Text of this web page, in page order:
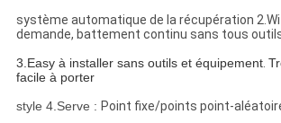
système automatique de la récupération
demande, battement continu sans tous
3.Easy à installer sans outils et équipement.
facile à porter
style 4.Serve : Point fixe/points point-